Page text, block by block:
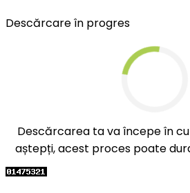
Descărcare în progres
Descărcarea ta va începe în
aștepți, acest proces poate